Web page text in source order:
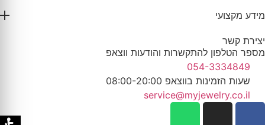
מידע מקצועי
יצירת קשר
מספר הטלפון להתקשרות והודעות ווצאפ
054-3334849
שעות הזמינות בווצאפ 08:00-20:00
service@myjewelry.co.il